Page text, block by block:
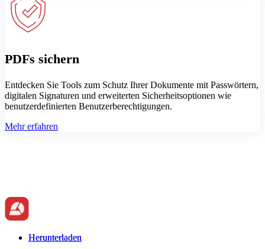
PDFs sichern
Entdecken Sie Tools zum Schutz Ihrer Dokumente mit Passwörtern,
digitalen Signaturen und erweiterten Sicherheitsoptionen wie
benutzerdefinierten Benutzerberechtigungen.
Mehr erfahren
Herunterladen
Herunterladen